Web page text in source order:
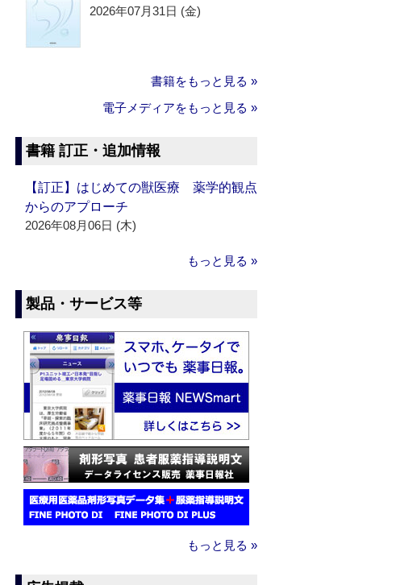
2026年07月31日 (金)
書籍をもっと見る »
電子メディアをもっと見る »
書籍 訂正・追加情報
【訂正】はじめての獣医療 薬学的観点
からのアプローチ
2026年08月06日 (木)
もっと見る »
製品・サービス等
もっと見る »